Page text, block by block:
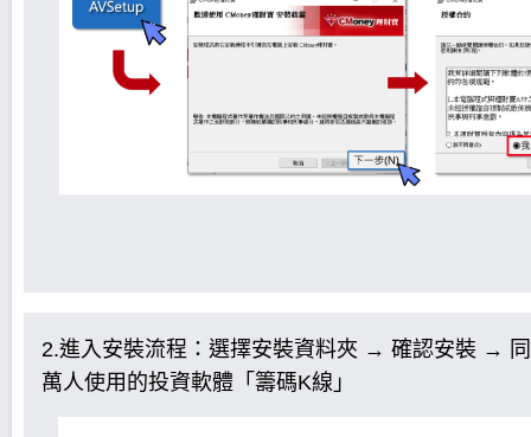
2.進入安裝流程：選擇安裝資料夾 → 確認安裝 →
萬人使用的投資軟體「籌碼K線」